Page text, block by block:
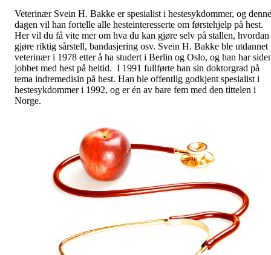
Veterinær Svein H. Bakke er spesialist i hestesykdommer, og denne
dagen vil han fortelle alle hesteinteresserte om førstehjelp på hest.
Her vil du få vite mer om hva du kan gjøre selv på stallen, hvordan
gjøre riktig sårstell, bandasjering osv. Svein H. Bakke ble utdannet
veterinær i 1978 etter å ha studert i Berlin og Oslo, og han har
jobbet med hest på heltid. I 1991 fullførte han sin doktorgrad på
tema indremedisin på hest. Han ble offentlig godkjent spesialist i
hestesykdommer i 1992, og er én av bare fem med den tittelen i
Norge.